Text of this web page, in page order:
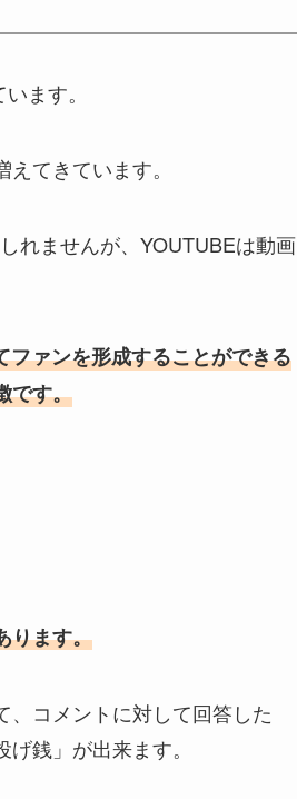
ます。
てきています。
れませんが、YOUTUBEは動画
ァンを形成することができる
です。
ります。
、コメントに対して回答した
銭」が出来ます。